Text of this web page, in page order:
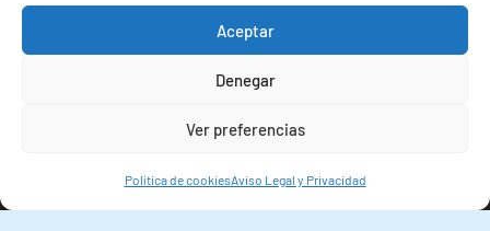
Aceptar
Denegar
Ver preferencias
Política de cookiesAviso Legal y Privacidad
Correo IIM